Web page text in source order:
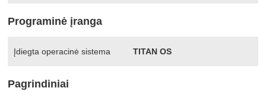
Programinė įranga
Įdiegta operacinė sistema TITAN OS
Pagrindiniai